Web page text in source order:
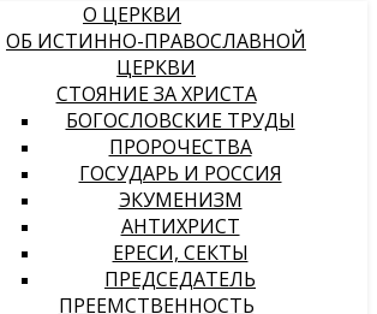
О ЦЕРКВИ
ОБ ИСТИННО-ПРАВОСЛАВНОЙ
ЦЕРКВИ
СТОЯНИЕ ЗА ХРИСТА
БОГОСЛОВСКИЕ ТРУДЫ
ПРОРОЧЕСТВА
ГОСУДАРЬ И РОССИЯ
ЭКУМЕНИЗМ
АНТИХРИСТ
ЕРЕСИ, СЕКТЫ
ПРЕДСЕДАТЕЛЬ
ПРЕЕМСТВЕННОСТЬ